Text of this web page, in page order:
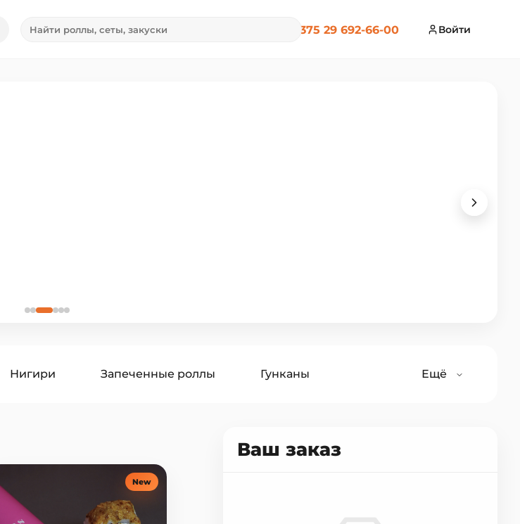
+375 29 692-66-00 Войти
Нигири Запеченные роллы Гунканы Ещё
New
Ваш заказ